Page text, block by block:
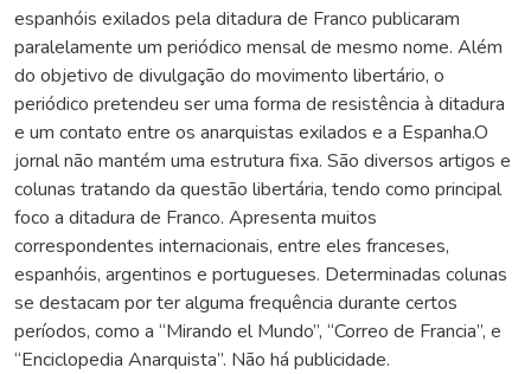
espanhóis exilados pela ditadura de Franco publicaram
paralelamente um periódico mensal de mesmo nome. Além
do objetivo de divulgação do movimento libertário, o
periódico pretendeu ser uma forma de resistência à ditadura
e um contato entre os anarquistas exilados e a Espanha.O
jornal não mantém uma estrutura fixa. São diversos artigos e
colunas tratando da questão libertária, tendo como principal
foco a ditadura de Franco. Apresenta muitos
correspondentes internacionais, entre eles franceses,
espanhóis, argentinos e portugueses. Determinadas colunas
se destacam por ter alguma frequência durante certos
períodos, como a “Mirando el Mundo”, “Correo de Francia”, e
“Enciclopedia Anarquista”. Não há publicidade.